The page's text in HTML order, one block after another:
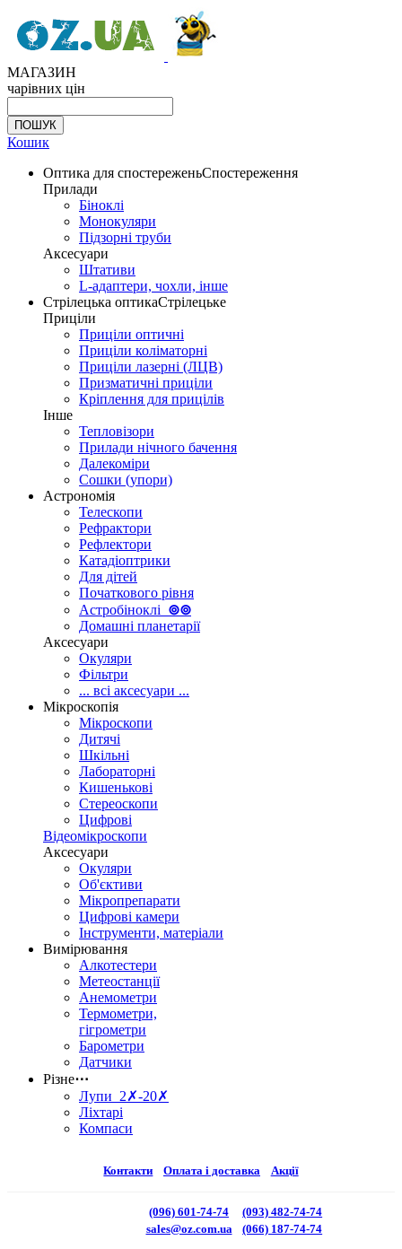
МАГАЗИН
чарівних цін
Кошик
Оптика для спостереженьСпостереження
Прилади
Біноклі
Монокуляри
Підзорні труби
Аксесуари
Штативи
L-адаптери, чохли, інше
Стрілецька оптикаСтрілецьке
Приціли
Приціли оптичні
Приціли коліматорні
Приціли лазерні (ЛЦВ)
Призматичні приціли
Кріплення для прицілів
Інше
Тепловізори
Прилади нічного бачення
Далекоміри
Сошки (упори)
Астрономія
Телескопи
Рефрактори
Рефлектори
Катадіоптрики
Для дітей
Початкового рівня
Астробіноклі ⊚⊚
Домашні планетарії
Аксесуари
Окуляри
Фільтри
... всі аксесуари ...
Мікроскопія
Мікроскопи
Дитячі
Шкільні
Лабораторні
Кишенькові
Стереоскопи
Цифрові
Відеомікроскопи
Аксесуари
Окуляри
Об'єктиви
Мікропрепарати
Цифрові камери
Інструменти, матеріали
Вимірювання
Алкотестери
Метеостанції
Анемометри
Термометри,
гігрометри
Барометри
Датчики
Різне⋯
Лупи 2✗-20✗
Ліхтарі
Компаси
Контакти Оплата і доставка Акції
(096) 601-74-74
sales@oz.com.ua
(093) 482-74-74
(066) 187-74-74